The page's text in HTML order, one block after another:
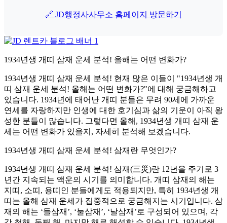
🔗 JD행정사사무소 홈페이지 방문하기
1934년생 개띠 삼재 운세 분석! 올해는 어떤 변화가?
1934년생 개띠 삼재 운세 분석! 현재 많은 이들이 "1934년생 개
띠 삼재 운세 분석! 올해는 어떤 변화가?"에 대해 궁금해하고
있습니다. 1934년에 태어난 개띠 분들은 무려 90세에 가까운
연세를 자랑하지만 인생에 대한 호기심과 삶의 기운이 아직 왕
성한 분들이 많습니다. 그렇다면 올해, 1934년생 개띠 삼재 운
세는 어떤 변화가 있을지, 자세히 분석해 보겠습니다.
1934년생 개띠 삼재 운세 분석! 삼재란 무엇인가?
1934년생 개띠 삼재 운세 분석! 삼재(三災)란 12년을 주기로 3
년간 지속되는 액운의 시기를 의미합니다. 개띠 삼재의 해는
지띠, 소띠, 용띠인 분들에게도 적용되지만, 특히 1934년생 개
띠는 올해 삼재 운세가 집중적으로 궁금해지는 시기입니다. 삼
재의 해는 ‘들삼재’, ‘눌삼재’, ‘날삼재’로 구성되어 있으며, 각